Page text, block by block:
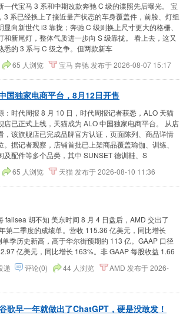
一代宝马 3 系和中期改款奔驰 C 级的谍照先后曝光。 宝
3 系已经换上了接近量产状态的车身覆盖件，前脸、灯组
显向新世代 i3 靠拢；奔驰 C 级则换上尺寸更大的格栅、
和新尾灯，整体气质进一步向 S 级靠拢。 看上去，这又
悉的 3 系与 C 级之争。但两款新车
65 人浏览 宝马 奔驰 发布于2026-08-07 15:17
国独家电商平台，8月12日开售
：时代周报 8 月 10 日，时代周报记者获悉，ALO 天猫
店已正式上线，天猫成为 ALO 中国独家电商平台。 从店
，该旗舰店已完成品牌官方认证，页面陈列、商品详情
。据记者观察，店铺首批已上架商品覆盖瑜伽、训练、
及配件等多个品类，其中 SUNSET 德训鞋、S
65 人浏览 天猫 发布于2026-08-10 11:36
fallsea 胡不知 美东时间 8 月 4 日盘后，AMD 交出了
第二季度的成绩单。营收 115.36 亿美元，同比增长
季历史新高，高于华尔街预期的 113 亿。GAAP 口径
亿美元，同比增长 163%。非 GAAP 每股收益 1.66
递 评论(0) 44 人浏览 AMD 发布于2026-
歌早一年就做出了ChatGPT，硬是没敢发！